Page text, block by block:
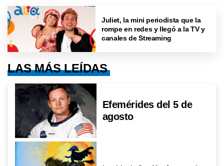
Juliet, la mini periodista que la
rompe en redes y llegó a la TV y
canales de Streaming
LAS MÁS LEÍDAS
Efemérides del 5 de
agosto